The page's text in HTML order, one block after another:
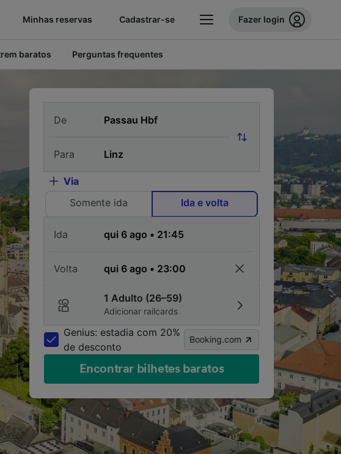
Minhas reservas Cadastrar-se Fazer login
baratos Perguntas frequentes
De
Para
Via
Somente ida
Ida e volta
Ida
Volta
1 Adulto (26–59)
Adicionar railcards
Genius: estadia com 20%
de desconto
Booking.com
Encontrar bilhetes baratos